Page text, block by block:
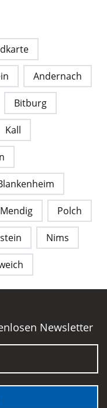
Andernach
Bitburg
Kall
Mendig Polch
Nims
Newsletter